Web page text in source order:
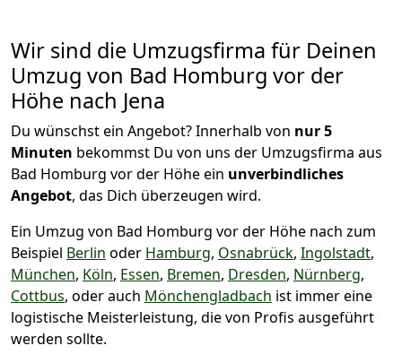
Wir sind die Umzugsfirma für Deinen
Umzug von Bad Homburg vor der
Höhe nach Jena
Du wünschst ein Angebot? Innerhalb von nur 5
Minuten bekommst Du von uns der Umzugsfirma aus
Bad Homburg vor der Höhe ein unverbindliches
Angebot, das Dich überzeugen wird.
Ein Umzug von Bad Homburg vor der Höhe nach zum
Beispiel Berlin oder Hamburg, Osnabrück, Ingolstadt,
München, Köln, Essen, Bremen, Dresden, Nürnberg,
Cottbus, oder auch Mönchen­gladbach ist immer eine
logistische Meisterleistung, die von Profis ausgeführt
werden sollte.